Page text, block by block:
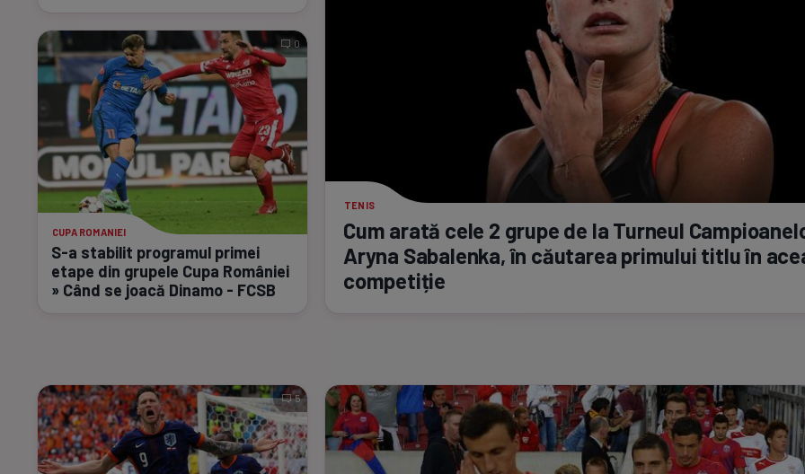
CUPA ROMANIEI
S-a stabilit programul primei
etape din grupele Cupa României
» Când se joacă Dinamo - FCSB
0
TENIS
Cum arată cele 2 grupe de la Turneul
Aryna Sabalenka, în căutarea primului titlu în
competiție
5